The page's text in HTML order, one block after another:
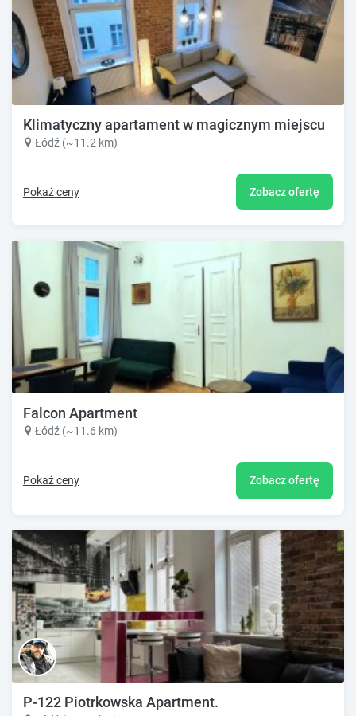
Klimatyczny apartament w magicznym miejscu
Łódź (~11.2 km)
Pokaż ceny Zobacz ofertę
Falcon Apartment
Łódź (~11.6 km)
Pokaż ceny Zobacz ofertę
P-122 Piotrkowska Apartment.